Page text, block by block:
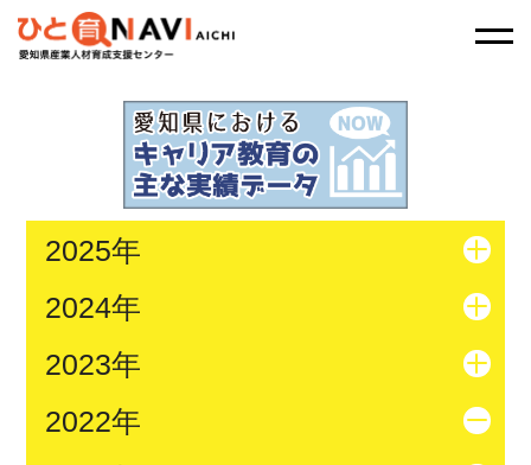
2025年
2024年
2023年
2022年